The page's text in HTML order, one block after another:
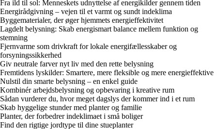
Fra ild til sol: Menneskets udnyttelse af energikilder gennem tiden
Energirådgivning – vejen til et varmt og sundt indeklima
Byggematerialer, der øger hjemmets energieffektivitet
Lagdelt belysning: Skab energismart balance mellem funktion og
stemning
Fjernvarme som drivkraft for lokale energifællesskaber og
forsyningssikkerhed
Giv neutrale farver nyt liv med den rette belysning
Fremtidens lyskilder: Smartere, mere fleksible og mere energieffektive
Nulstil din smarte belysning – en enkel guide
Kombinér arbejdsbelysning og opbevaring i kreative rum
Sådan vurderer du, hvor meget dagslys der kommer ind i et rum
Skab hyggelige stunder med planter og familie
Planter, der forbedrer indeklimaet i små boliger
Find den rigtige jordtype til dine stueplanter